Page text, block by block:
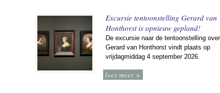
Excursie tentoonstelling Gerard van
Honthorst is opnieuw gepland!
De excursie naar de tentoonstelling over
Gerard van Honthorst vindt plaats op
vrijdagmiddag 4 september 2026.
lees meer >